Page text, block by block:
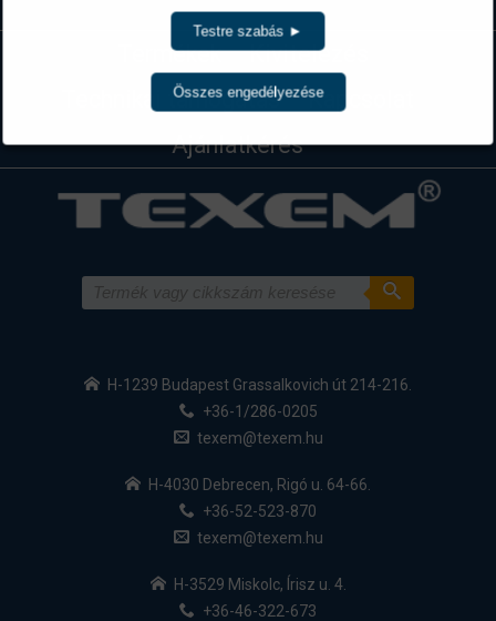
Termékek
Kivitelezés
Technikai támogatás
Kapcsolat
Ajánlatkérés
H-1239 Budapest Grassalkovich út 214-216.
+36-1/286-0205
texem@texem.hu
H-4030 Debrecen, Rigó u. 64-66.
+36-52-523-870
texem@texem.hu
H-3529 Miskolc, Írisz u. 4.
+36-46-322-673
Testre szabás ►
Összes engedélyezése